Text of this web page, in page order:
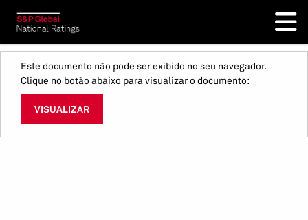
Este documento não pode ser exibido no seu navegador.
Clique no botão abaixo para visualizar o documento:
VISUALIZAR